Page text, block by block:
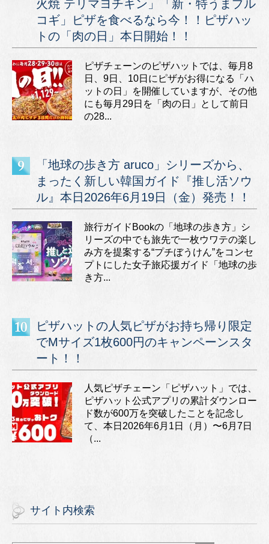
火焼 テリマヨチキン」「新・特うまプル
コギ」ピザを食べるなら今！！ピザハッ
トの「肉の日」本日開始！！
ピザチェーンのピザハットでは、毎月8
日、9日、10日にピザがお得になる「ハ
ットの日」を開催していますが、その他
にも毎月29日を「肉の日」として前日
の28...
「地球の歩き方 aruco」シリーズから、
まったく新しい韓国ガイド『推し活ソウ
ル』本日2026年6月19日（金）発売！！
旅行ガイドBookの「地球の歩き方」シ
リーズの中でも旅先で一枚ウワテの楽し
み方を提案する“プチぼうけん”をコンセ
プトにした女子旅応援ガイド「地球の歩
き方...
ピザハットの人気ピザがお持ち帰り限定
でMサイズ1枚600円のキャンペーンスタ
ート！！
人気ピザチェーン「ピザハット」では、
ピザハット公式アプリの累計ダウンロー
ド数が600万を突破したことを記念し
て、本日2026年6月1日（月）〜6月7日
（...
サイト内検索